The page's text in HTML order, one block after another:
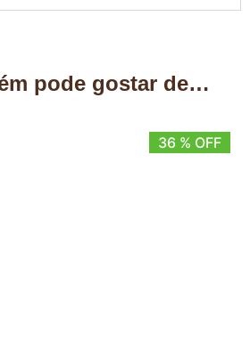
pode gostar de…
36 % OFF